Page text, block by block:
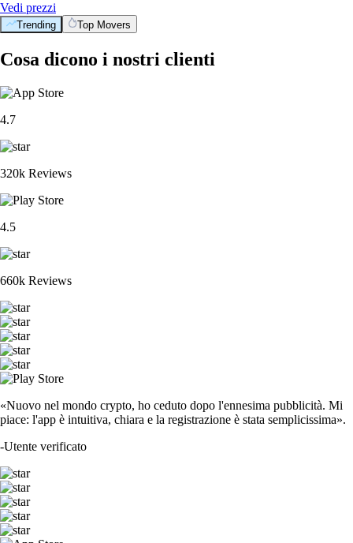
Vedi prezzi
Trending Top Movers
Cosa dicono i nostri clienti
4.7
320k Reviews
4.5
660k Reviews
«Nuovo nel mondo crypto, ho ceduto dopo l'ennesima pubblicità. Mi
piace: l'app è intuitiva, chiara e la registrazione è stata semplicissima».
-Utente verificato